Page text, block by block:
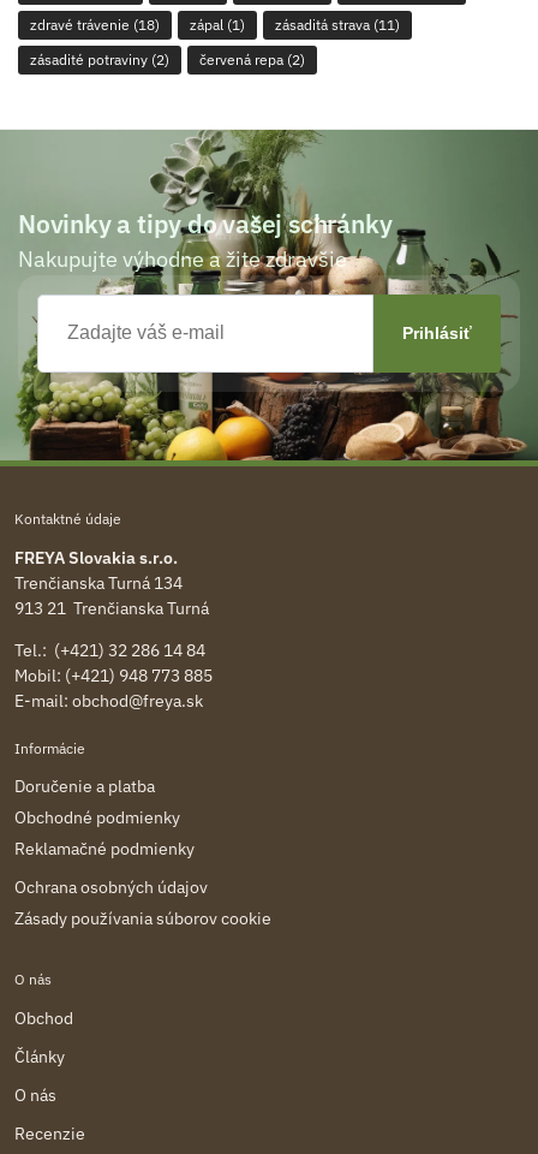
zdravé trávenie (18) zápal (1) zásaditá strava (11)
zásadité potraviny (2) červená repa (2)
Novinky a tipy do vašej schránky
Nakupujte výhodne a žite zdravšie
Kontaktné údaje
FREYA Slovakia s.r.o.
Trenčianska Turná 134
913 21 Trenčianska Turná
Tel.: (+421) 32 286 14 84
Mobil: (+421) 948 773 885
E-mail: obchod@freya.sk
Informácie
Doručenie a platba
Obchodné podmienky
Reklamačné podmienky
Ochrana osobných údajov
Zásady používania súborov cookie
O nás
Obchod
Články
O nás
Recenzie